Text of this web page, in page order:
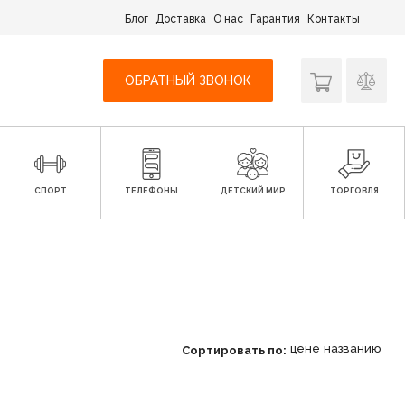
Блог Доставка О нас Гарантия Контакты
ОБРАТНЫЙ ЗВОНОК
СПОРТ ТЕЛЕФОНЫ ДЕТСКИЙ МИР ТОРГОВЛЯ
Сортировать по: цене названию